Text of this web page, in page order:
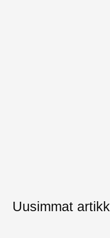
Uusimmat